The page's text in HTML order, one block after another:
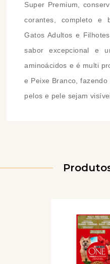
Super Premium,
corantes, completo e
Gatos Adultos e
sabor excepcional e
aminoácidos e é multi
e Peixe Branco,
pelos e pele sejam